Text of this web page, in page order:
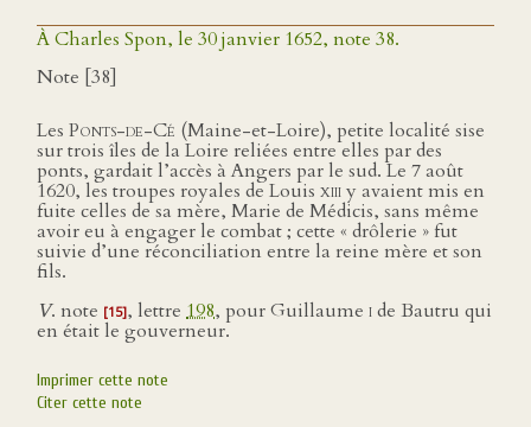
À Charles Spon, le 30 janvier 1652, note 38.
Note [38]
Les Ponts-de-Cé (Maine-et-Loire), petite localité sise
sur trois îles de la Loire reliées entre elles par des
ponts, gardait l’accès à Angers par le sud. Le 7 août
1620, les troupes royales de Louis xiiiy avaient mis en
fuite celles de sa mère, Marie de Médicis, sans même
avoir eu à engager le combat ; cette « drôlerie » fut
suivie d’une réconciliation entre la reine mère et son
fils.
V. note [15], lettre 198, pour Guillaume ide Bautru qui
en était le gouverneur.
Imprimer cette note
Citer cette note